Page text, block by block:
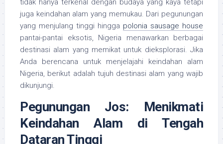
tidak hanya terkenal dengan budaya yang kaya tetapi
juga keindahan alam yang memukau. Dari pegunungan
yang menjulang tinggi hingga polonia sausage house
pantai-pantai eksotis, Nigeria menawarkan berbagai
destinasi alam yang memikat untuk dieksplorasi. Jika
Anda berencana untuk menjelajahi keindahan alam
Nigeria, berikut adalah tujuh destinasi alam yang wajib
dikunjungi.
Pegunungan Jos: Menikmati
Keindahan Alam di Tengah
Dataran Tinggi